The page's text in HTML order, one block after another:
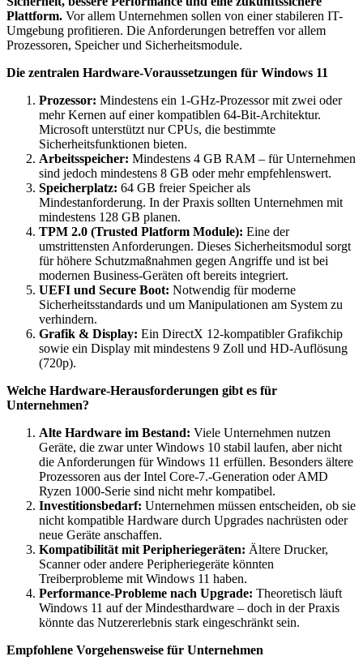
Plattform. Vor allem Unternehmen sollen von einer stabileren IT-
Umgebung profitieren. Die Anforderungen betreffen vor allem
Prozessoren, Speicher und Sicherheitsmodule.
Die zentralen Hardware-Voraussetzungen für Windows 11
Prozessor: Mindestens ein 1-GHz-Prozessor mit zwei oder
mehr Kernen auf einer kompatiblen 64-Bit-Architektur.
Microsoft unterstützt nur CPUs, die bestimmte
Sicherheitsfunktionen bieten.
Arbeitsspeicher: Mindestens 4 GB RAM – für Unternehmen
sind jedoch mindestens 8 GB oder mehr empfehlenswert.
Speicherplatz: 64 GB freier Speicher als
Mindestanforderung. In der Praxis sollten Unternehmen mit
mindestens 128 GB planen.
TPM 2.0 (Trusted Platform Module): Eine der
umstrittensten Anforderungen. Dieses Sicherheitsmodul sorgt
für höhere Schutzmaßnahmen gegen Angriffe und ist bei
modernen Business-Geräten oft bereits integriert.
UEFI und Secure Boot: Notwendig für moderne
Sicherheitsstandards und um Manipulationen am System zu
verhindern.
Grafik & Display: Ein DirectX 12-kompatibler Grafikchip
sowie ein Display mit mindestens 9 Zoll und HD-Auflösung
(720p).
Welche Hardware-Herausforderungen gibt es für
Unternehmen?
Alte Hardware im Bestand: Viele Unternehmen nutzen
Geräte, die zwar unter Windows 10 stabil laufen, aber nicht
die Anforderungen für Windows 11 erfüllen. Besonders ältere
Prozessoren aus der Intel Core-7.-Generation oder AMD
Ryzen 1000-Serie sind nicht mehr kompatibel.
Investitionsbedarf: Unternehmen müssen entscheiden, ob sie
nicht kompatible Hardware durch Upgrades nachrüsten oder
neue Geräte anschaffen.
Kompatibilität mit Peripheriegeräten: Ältere Drucker,
Scanner oder andere Peripheriegeräte könnten
Treiberprobleme mit Windows 11 haben.
Performance-Probleme nach Upgrade: Theoretisch läuft
Windows 11 auf der Mindesthardware – doch in der Praxis
könnte das Nutzererlebnis stark eingeschränkt sein.
Empfohlene Vorgehensweise für Unternehmen